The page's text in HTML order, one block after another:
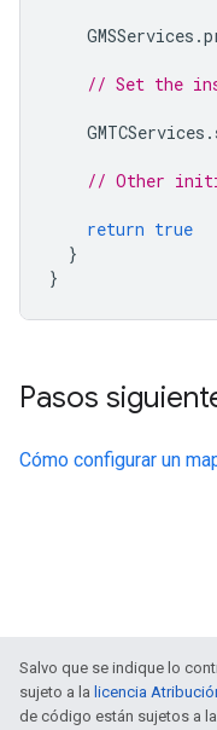
GMSServices .
// Set the
GMTCServices .
// Other
return true
}
}
Pasos
Cómo configurar un
Salvo que se indique lo
sujeto a la licencia
de código están sujetos a la